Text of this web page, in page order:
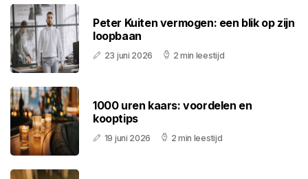
Peter Kuiten vermogen: een blik op zijn
loopbaan
23 juni 2026 2 min leestijd
1000 uren kaars: voordelen en
kooptips
19 juni 2026 2 min leestijd